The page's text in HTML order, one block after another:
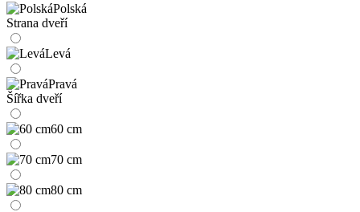
Polská
Strana dveří
Levá
Pravá
Šířka dveří
60 cm
70 cm
80 cm